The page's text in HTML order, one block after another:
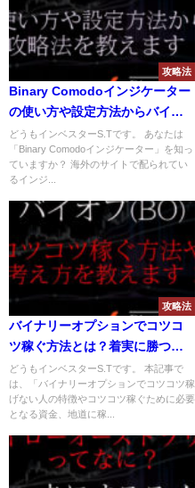
攻略法
Binary Comodoインジケーター
の使い方や設定方法からバイナ
リー攻略手法を解説！
どうもインベスターS.Tです。 あなたは
「Binary Comodoインジケーター」を知っ
ていますか？ 海外のサイトで配られてい
るインジ...
攻略法
バイナリーオプションでコツコ
ツ稼ぐ方法とは？着実に勝つ手
法や考え方を解説！
どうもインベスターS.Tです。 本記事で
は、「バイナリーオプションでコツコツ稼
げない人の特徴やコツコツ稼ぐために必要
となる資金、地道に稼...